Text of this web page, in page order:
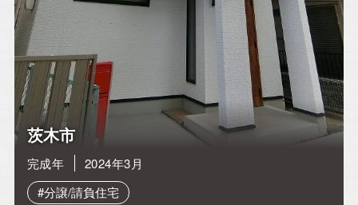
アルホームサービスの
インスタグラムです。
[alhomeservice inc]
アルホームサービスの
公式LINEです。
[@030gfzbj]
茨木市
完成年
2024年3月
#分譲/請負住宅